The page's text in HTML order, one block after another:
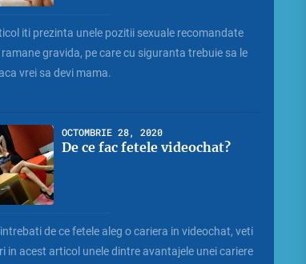
iti prezinta unele pozitii sexuale recomandate
gravida, pe care cu siguranta trebuie sa le
vrei sa devi mama.
OCTOMBRIE 28, 2020
De ce fac fetele videochat?
de ce fetele aleg o cariera in videochat, veti
in acest articol unele dintre avantajele unei cariere